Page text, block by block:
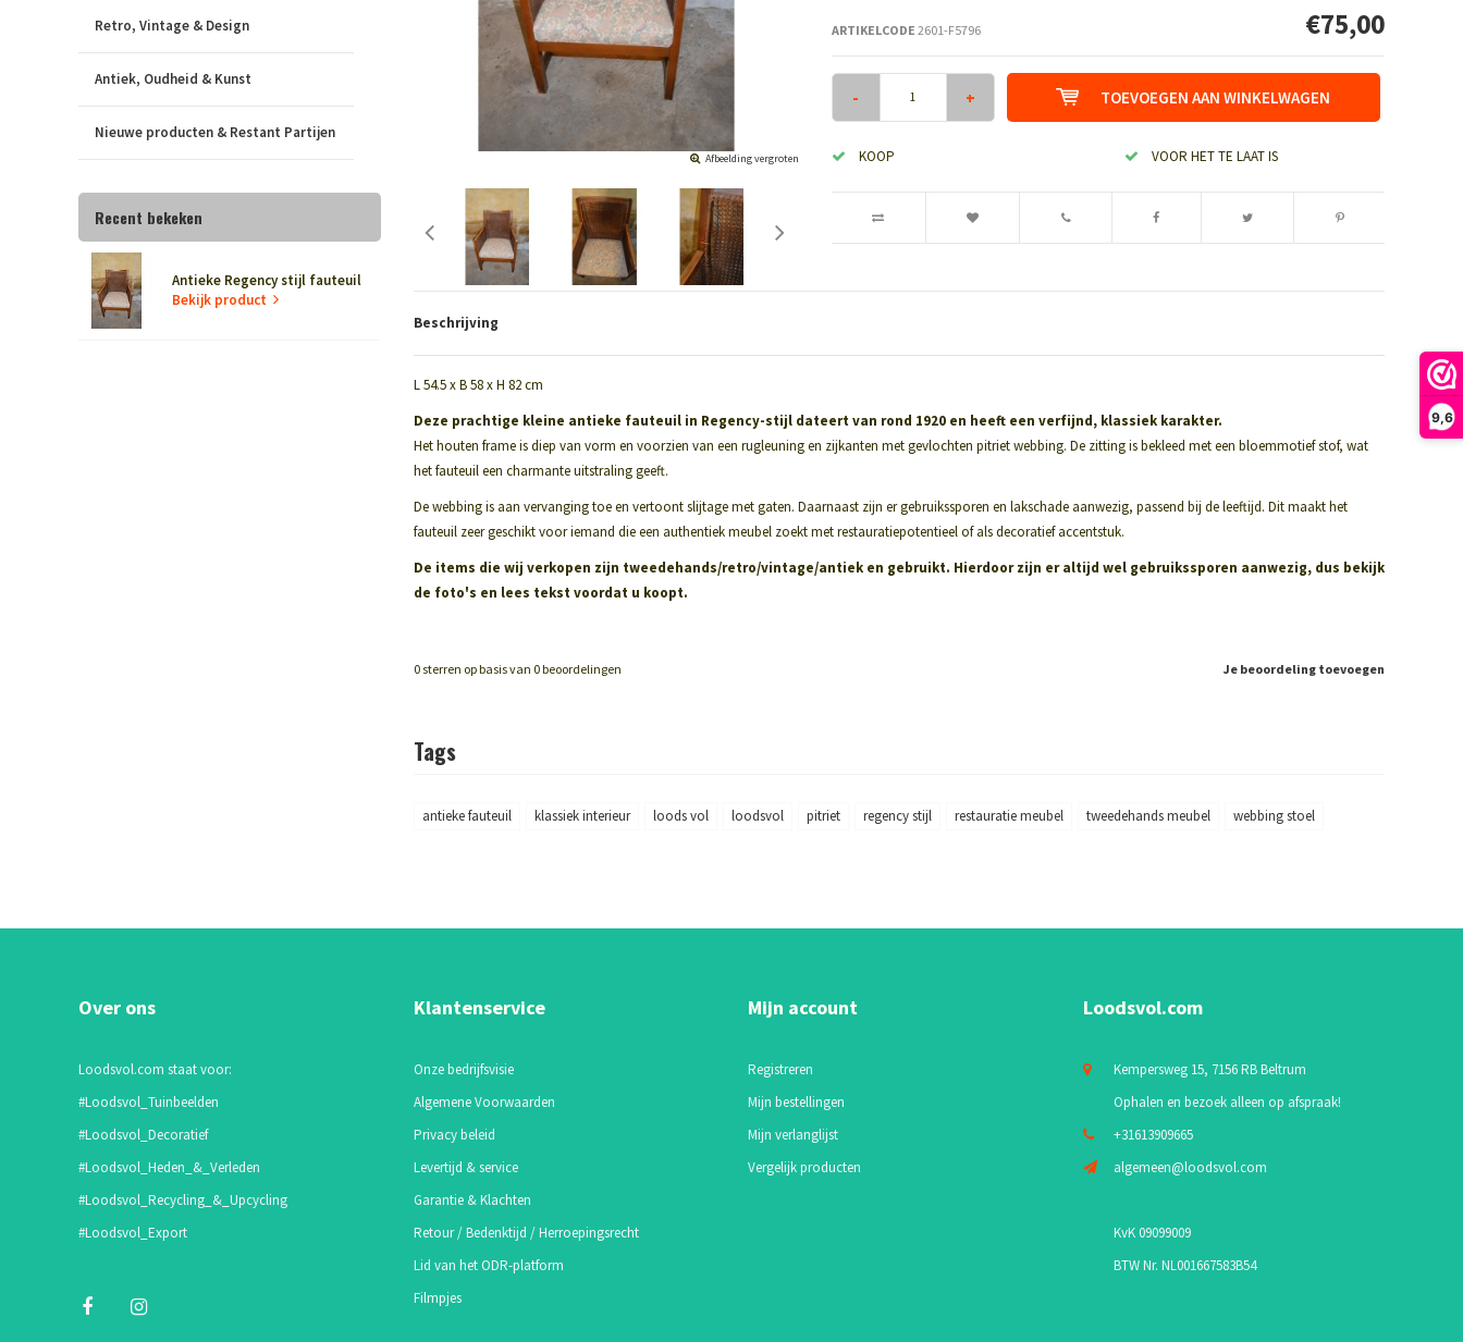
9,6
Retro, Vintage & Design
Antiek, Oudheid & Kunst
Nieuwe producten & Restant Partijen
Recent bekeken
Antieke Regency stijl fauteuil
Bekijk product
Afbeelding vergroten Afbeelding vergroten
ARTIKELCODE 2601-F5796 €75,00
- + TOEVOEGEN AAN WINKELWAGEN
KOOP VOOR HET TE LAAT IS
Beschrijving
L 54.5 x B 58 x H 82 cm
Deze prachtige kleine antieke fauteuil in Regency-stijl dateert van rond 1920 en heeft een verfijnd, klassiek karakter.
Het houten frame is diep van vorm en voorzien van een rugleuning en zijkanten met gevlochten pitriet webbing. De zitting is bekleed met een bloemmotief stof, wat
het fauteuil een charmante uitstraling geeft.
De webbing is aan vervanging toe en vertoont slijtage met gaten. Daarnaast zijn er gebruikssporen en lakschade aanwezig, passend bij de leeftijd. Dit maakt het
fauteuil zeer geschikt voor iemand die een authentiek meubel zoekt met restauratiepotentieel of als decoratief accentstuk.
De items die wij verkopen zijn tweedehands/retro/vintage/antiek en gebruikt. Hierdoor zijn er altijd wel gebruikssporen aanwezig, dus bekijk
de foto's en lees tekst voordat u koopt.
Je beoordeling toevoegen
0sterren op basis van 0beoordelingen
Tags
antieke fauteuil klassiek interieur loods vol loodsvol pitriet regency stijl restauratie meubel tweedehands meubel webbing stoel
Over ons
Loodsvol.com staat voor:
#Loodsvol_Tuinbeelden
#Loodsvol_Decoratief
#Loodsvol_Heden_&_Verleden
#Loodsvol_Recycling_&_Upcycling
#Loodsvol_Export
Klantenservice
Onze bedrijfsvisie
Algemene Voorwaarden
Privacy beleid
Levertijd & service
Garantie & Klachten
Retour / Bedenktijd / Herroepingsrecht
Lid van het ODR-platform
Filmpjes
Mijn account
Registreren
Mijn bestellingen
Mijn verlanglijst
Vergelijk producten
Loodsvol.com
Kempersweg 15, 7156 RB Beltrum
Ophalen en bezoek alleen op afspraak!
+31613909665
algemeen@loodsvol.com
KvK 09099009
BTW Nr. NL001667583B54